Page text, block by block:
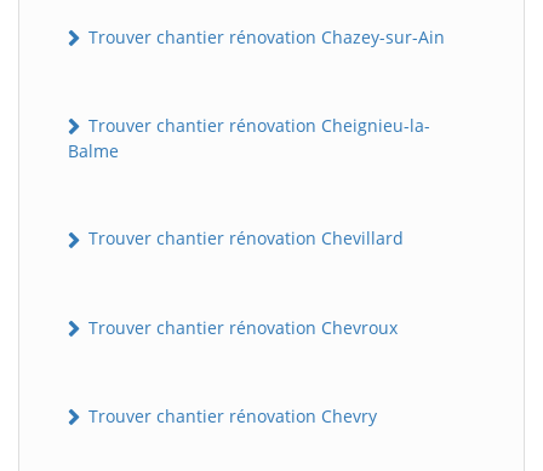
Trouver chantier rénovation Chazey-sur-Ain
Trouver chantier rénovation Cheignieu-la-
Balme
Trouver chantier rénovation Chevillard
Trouver chantier rénovation Chevroux
Trouver chantier rénovation Chevry